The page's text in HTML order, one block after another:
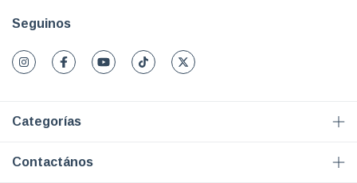
Seguinos
Categorías
Contactános